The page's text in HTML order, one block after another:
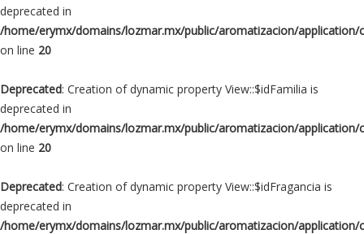
deprecated in
/home/erymx/domains/lozmar.mx/public/aromatizacion/application/
on line 20
Deprecated: Creation of dynamic property View::$idFamilia is
deprecated in
/home/erymx/domains/lozmar.mx/public/aromatizacion/application/
on line 20
Deprecated: Creation of dynamic property View::$idFragancia is
deprecated in
/home/erymx/domains/lozmar.mx/public/aromatizacion/application/